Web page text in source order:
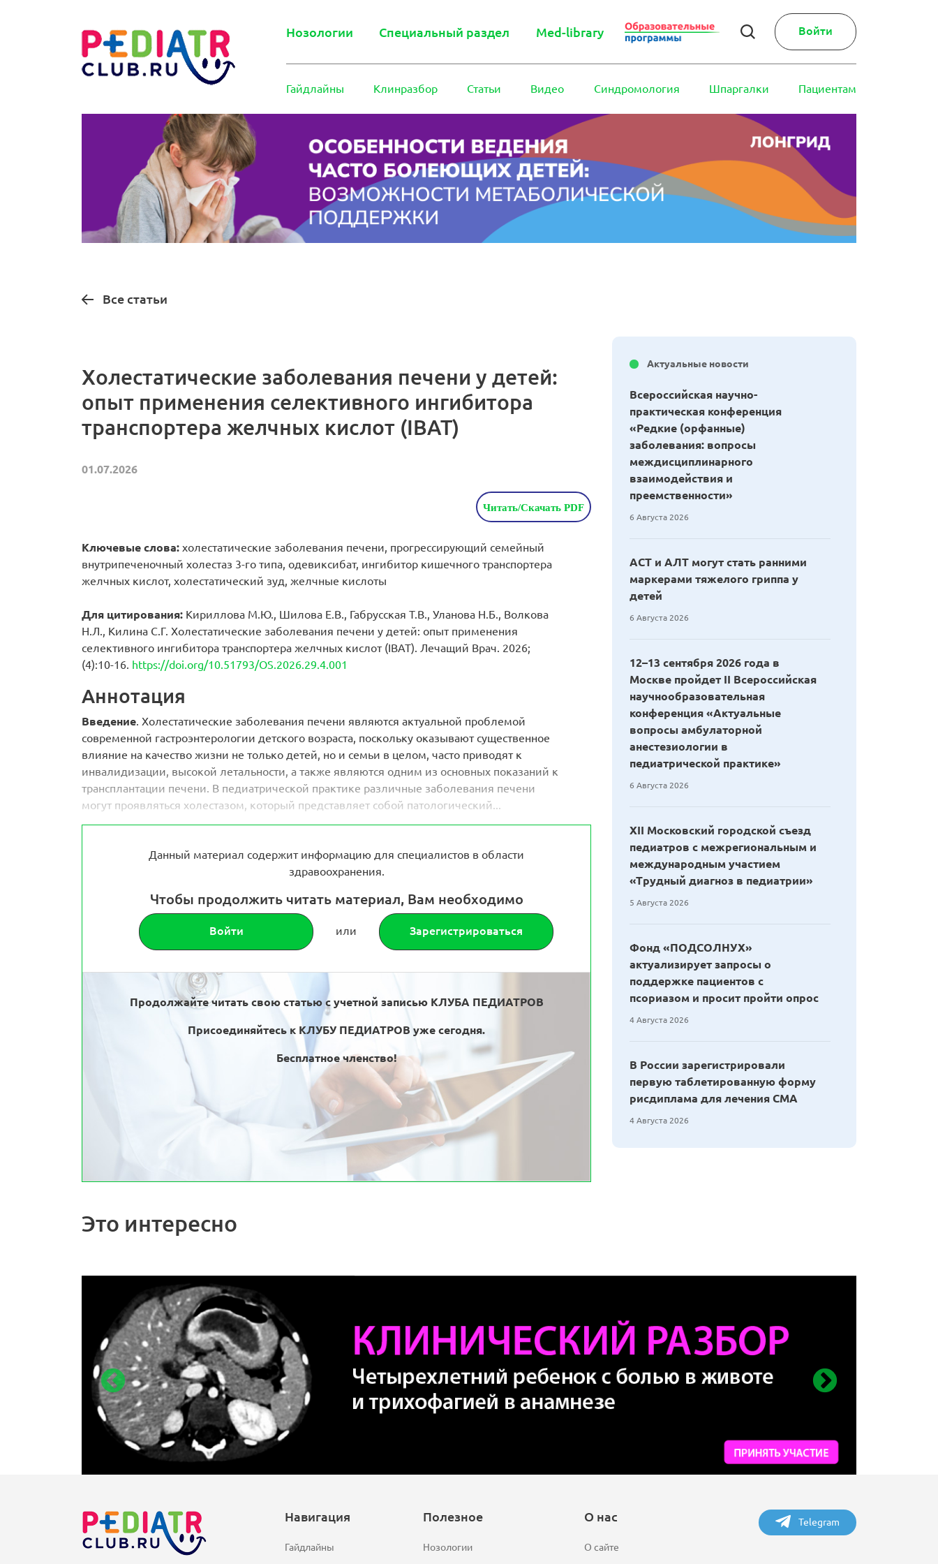
Нозологии Специальный раздел Med-library Войти
Гайдлайны Клинразбор Статьи Видео Синдромология Шпаргалки Пациентам
Все статьи
Холестатические заболевания печени у детей:
опыт применения селективного ингибитора
транспортера желчных кислот (IBAT)
01.07.2026
Читать/Скачать PDF
Ключевые слова: холестатические заболевания печени, прогрессирующий семейный
внутрипеченочный холестаз 3-го типа, одевиксибат, ингибитор кишечного транспортера
желчных кислот, холестатический зуд, желчные кислоты
Для цитирования: Кириллова М.Ю., Шилова Е.В., Габрусская Т.В., Уланова Н.Б., Волкова
Н.Л., Килина С.Г. Холестатические заболевания печени у детей: опыт применения
селективного ингибитора транспортера желчных кислот (IBAT). Лечащий Врач. 2026;
(4):10-16. https://doi.org/10.51793/OS.2026.29.4.001
Аннотация
Введение. Холестатические заболевания печени являются актуальной проблемой
современной гастроэнтерологии детского возраста, поскольку оказывают существенное
влияние на качество жизни не только детей, но и семьи в целом, часто приводят к
инвалидизации, высокой летальности, а также являются одним из основных показаний к
трансплантации печени. В педиатрической практике различные заболевания печени
могут проявляться холестазом, который представляет собой патологический...
Данный материал содержит информацию для специалистов в области
здравоохранения.
Чтобы продолжить читать материал, Вам необходимо
Войти или Зарегистрироваться
Продолжайте читать свою статью с учетной записью КЛУБА ПЕДИАТРОВ
Присоединяйтесь к КЛУБУ ПЕДИАТРОВ уже сегодня.
Бесплатное членство!
Актуальные новости
Всероссийская научно-
практическая конференция
«Редкие (орфанные)
заболевания: вопросы
междисциплинарного
взаимодействия и
преемственности»
6 Августа 2026
АСТ и АЛТ могут стать ранними
маркерами тяжелого гриппа у
детей
6 Августа 2026
12–13 сентября 2026 года в
Москве пройдет II Всероссийская
научнообразовательная
конференция «Актуальные
вопросы амбулаторной
анестезиологии в
педиатрической практике»
6 Августа 2026
XII Московский городской съезд
педиатров с межрегиональным и
международным участием
«Трудный диагноз в педиатрии»
5 Августа 2026
Фонд «ПОДСОЛНУХ»
актуализирует запросы о
поддержке пациентов с
псориазом и просит пройти опрос
4 Августа 2026
В России зарегистрировали
первую таблетированную форму
рисдиплама для лечения СМА
4 Августа 2026
Это интересно
Навигация
Гайдлайны
Полезное
Нозологии
О нас
О сайте
Telegram